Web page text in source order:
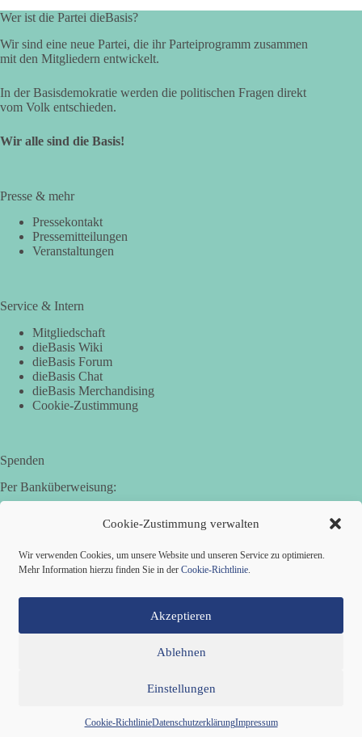
Cookie-Zustimmung verwalten
Wir verwenden Cookies, um unsere Website und unseren Service zu optimieren.
Mehr Information hierzu finden Sie in der Cookie-Richtlinie.
Akzeptieren
Ablehnen
Einstellungen
Cookie-RichtlinieDatenschutzerklärungImpressum
Wer ist die Partei dieBasis?
Wir sind eine neue Partei, die ihr Parteiprogramm zusammen
mit den Mitgliedern entwickelt.
In der Basisdemokratie werden die politischen Fragen direkt
vom Volk entschieden.
Wir alle sind die Basis!
Presse & mehr
Pressekontakt
Pressemitteilungen
Veranstaltungen
Service & Intern
Mitgliedschaft
dieBasis Wiki
dieBasis Forum
dieBasis Chat
dieBasis Merchandising
Cookie-Zustimmung
Spenden
Per Banküberweisung:
Basisdemokratische Partei Deutschland in Bayern e.V.
IBAN: DE95 7205 1210 0006 3365 31
BIC: BYLADEM1AIC
Kontakt
Cookie-Richtlinie (EU)
Copyright © 2026 Basisdemokratische Partei Deutschland ·